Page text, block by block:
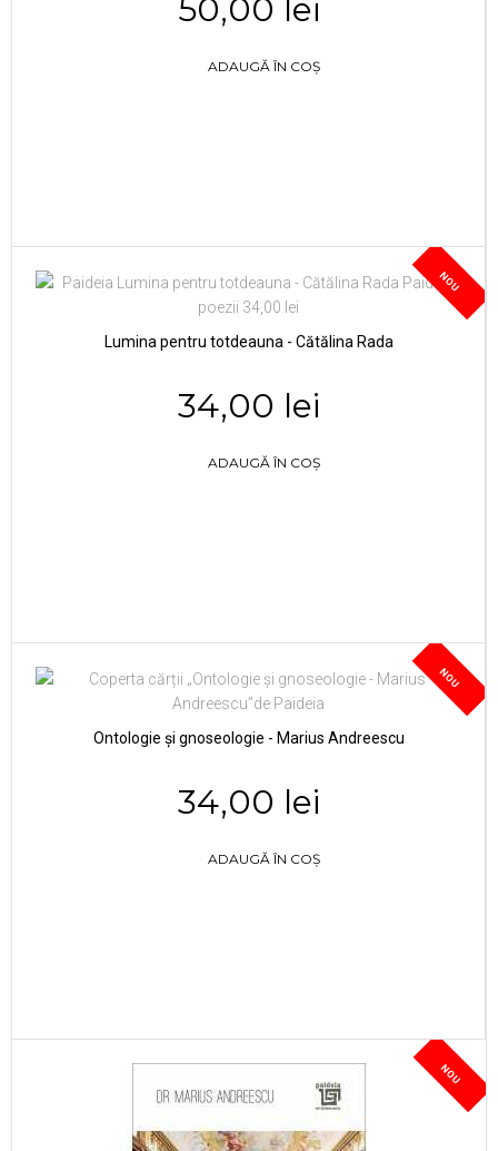
50,00 lei
ADAUGĂ ÎN COȘ
NOU
Lumina pentru totdeauna - Cătălina Rada
34,00 lei
ADAUGĂ ÎN COȘ
NOU
Ontologie și gnoseologie - Marius Andreescu
34,00 lei
ADAUGĂ ÎN COȘ
NOU